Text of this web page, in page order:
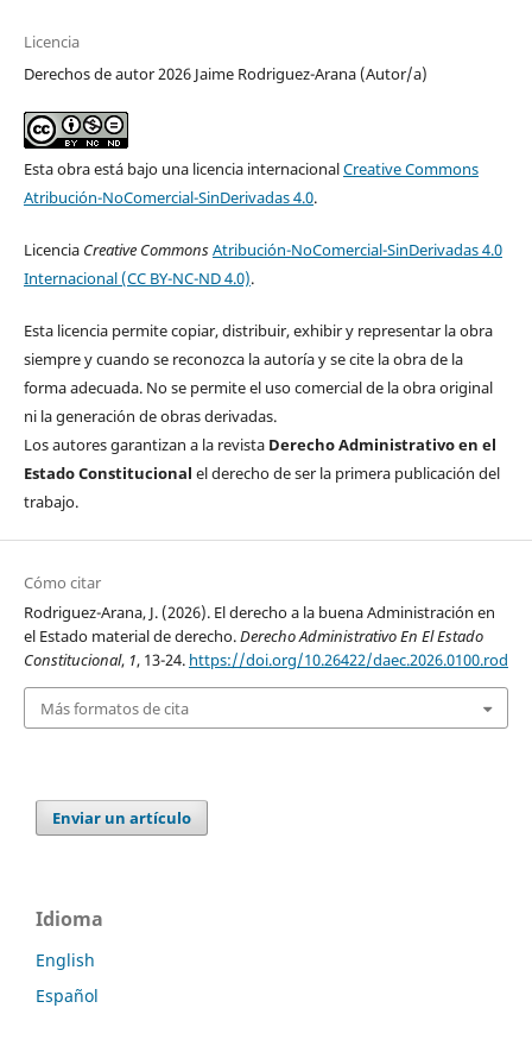
Licencia
Derechos de autor 2026 Jaime Rodriguez-Arana (Autor/a)
Esta obra está bajo una licencia internacionalCreative Commons
Atribución-NoComercial-SinDerivadas 4.0.
Licencia Creative CommonsAtribución-NoComercial-SinDerivadas 4.0
Internacional (CC BY-NC-ND 4.0).
Esta licencia permite copiar, distribuir, exhibir y representar la obra
siempre y cuando se reconozca la autoría y se cite la obra de la
forma adecuada. No se permite el uso comercial de la obra original
ni la generación de obras derivadas.
Los autores garantizan a la revista Derecho Administrativo en el
Estado Constitucional el derecho de ser la primera publicación del
trabajo.
Cómo citar
Rodriguez-Arana, J. (2026). El derecho a la buena Administración en
el Estado material de derecho.Derecho Administrativo En El Estado
Constitucional, 1, 13-24. https://doi.org/10.26422/daec.2026.0100.rod
Más formatos de cita
Enviar un artículo
Idioma
English
Español